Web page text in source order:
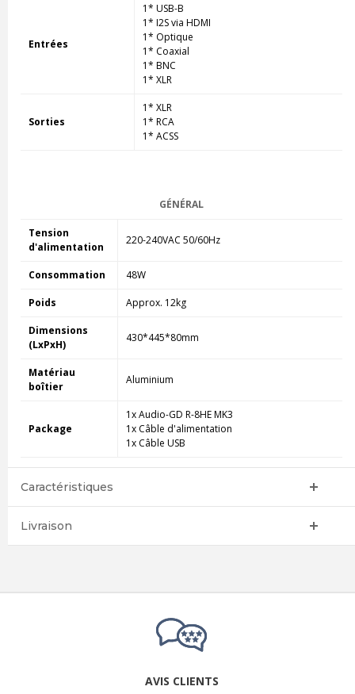
Entrées
1* USB-B
1* I2S via HDMI
1* Optique
1* Coaxial
1* BNC
1* XLR
Sorties
1* XLR
1* RCA
1* ACSS
GÉNÉRAL
Tension
d'alimentation
220-240VAC 50/60Hz
Consommation 48W
Poids Approx. 12kg
Dimensions
(LxPxH)
430*445*80mm
Matériau
boîtier
Aluminium
Package
1x Audio-GD R-8HE MK3
1x Câble d'alimentation
1x Câble USB
Caractéristiques
Livraison
AVIS CLIENTS